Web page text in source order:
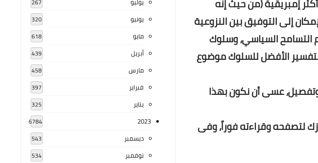
ربط الاثنين معًا، والذي يشمل الفصول من 12 إلى 17، فهو أكثر إمبريقية (من حيث إنّه
إلى التوفيق بين النزوعية
التسامح السياسي، وسلوك
الأفضل للسلوك موضوع
عسى أن نكون بهذا
لتصفحه وقراءته فوراً، وفى
يونيو 320
مايو 618
أبريل 439
مارس 458
فبراير 397
يناير 325
2023
6784
ديسمبر 543
نوفمبر 534